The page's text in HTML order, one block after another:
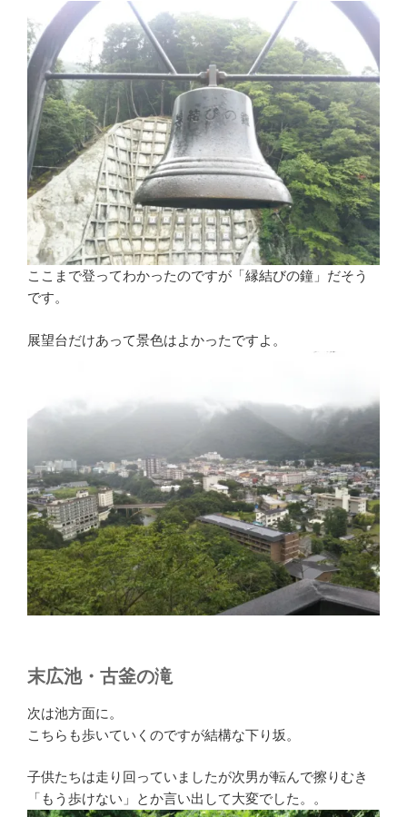
ここまで登ってわかったのですが「縁結びの鐘」だそう
です。
展望台だけあって景色はよかったですよ。
末広池・古釜の滝
次は池方面に。
こちらも歩いていくのですが結構な下り坂。
子供たちは走り回っていましたが次男が転んで擦りむき
「もう歩けない」とか言い出して大変でした。。